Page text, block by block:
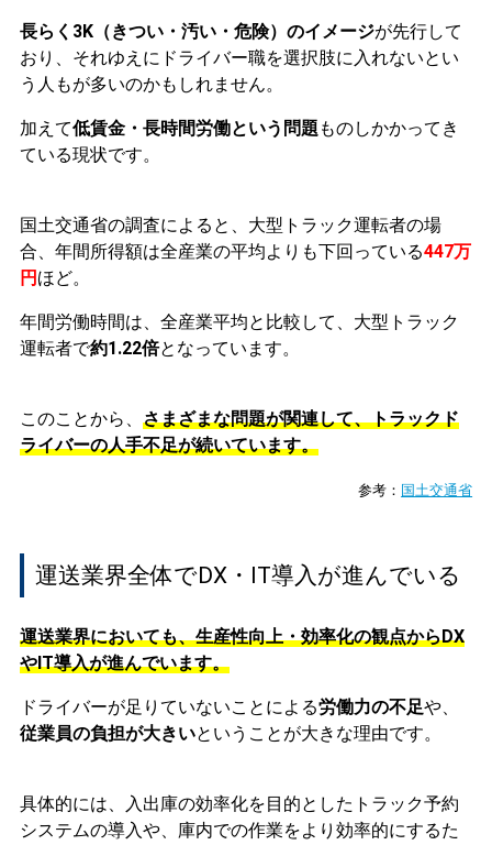
長らく3K（きつい・汚い・危険）のイメージが先行して
おり、それゆえにドライバー職を選択肢に入れないとい
う人もが多いのかもしれません。
加えて低賃金・長時間労働という問題 ものしかかってき
ている現状です。
国土交通省の調査によると、大型トラック運転者の場
合、年間所得額は全産業の平均よりも下回っている447万
円 ほど。
年間労働時間は、全産業平均と比較して、大型トラック
運転者で約1.22倍となっています。
このことから、 さまざまな問題が関連して、トラックド
ライバーの人手不足が続いています。
参考： 国土交通省
運送業界全体でDX・IT導入が進んでいる
運送業界においても、生産性向上・効率化の観点からDX
やIT導入が進んでいます。
ドライバーが足りていないことによる労働力の不足や、
従業員の負担が大きいということが大きな理由です。
具体的には、入出庫の効率化を目的としたトラック予約
システムの導入や、庫内での作業をより効率的にするた